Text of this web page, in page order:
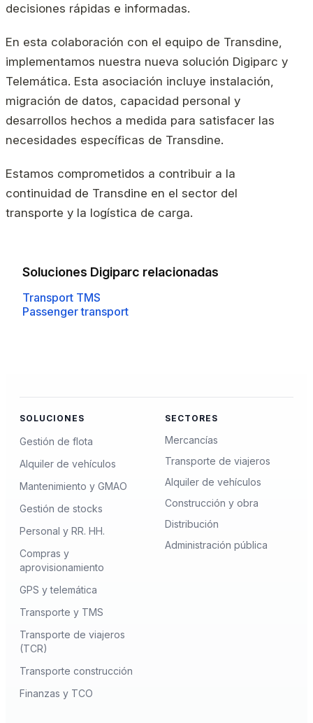
decisiones rápidas e informadas.
En esta colaboración con el equipo de Transdine,
implementamos nuestra nueva solución Digiparc y
Telemática. Esta asociación incluye instalación,
migración de datos, capacidad personal y
desarrollos hechos a medida para satisfacer las
necesidades específicas de Transdine.
Estamos comprometidos a contribuir a la
continuidad de Transdine en el sector del
transporte y la logística de carga.
Soluciones Digiparc relacionadas
Transport TMS
Passenger transport
SOLUCIONES
Gestión de flota
Alquiler de vehículos
Mantenimiento y GMAO
Gestión de stocks
Personal y RR. HH.
Compras y
aprovisionamiento
GPS y telemática
Transporte y TMS
Transporte de viajeros
(TCR)
Transporte construcción
Finanzas y TCO
SECTORES
Mercancías
Transporte de viajeros
Alquiler de vehículos
Construcción y obra
Distribución
Administración pública